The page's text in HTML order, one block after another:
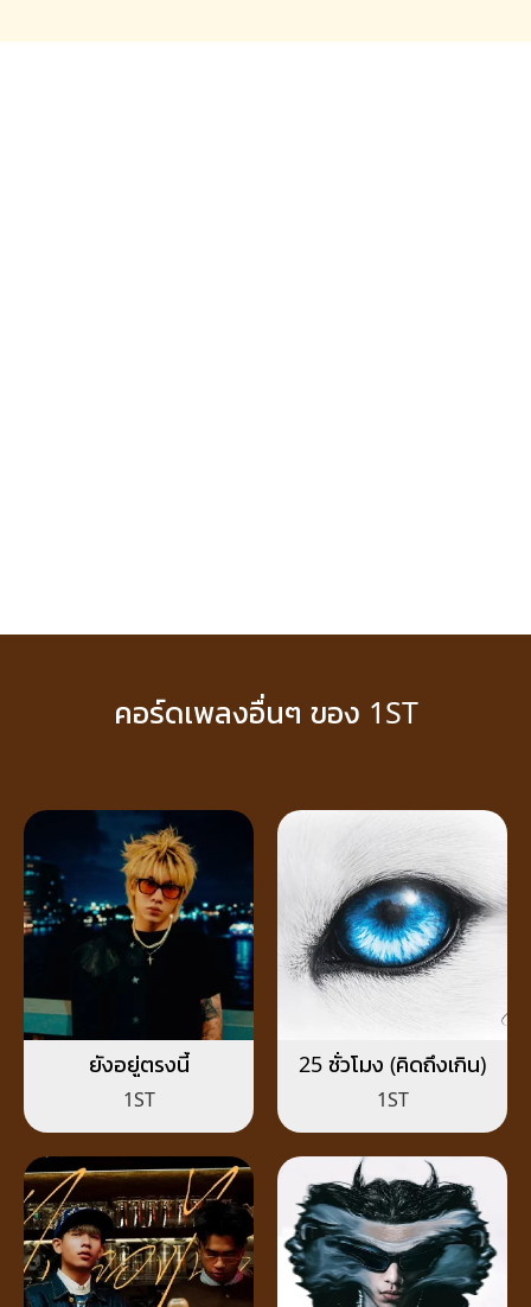
คอร์ดเพลงอื่นๆ ของ 1ST
ยังอยู่ตรงนี้
1ST
25 ชั่วโมง (คิดถึงเกิน)
1ST